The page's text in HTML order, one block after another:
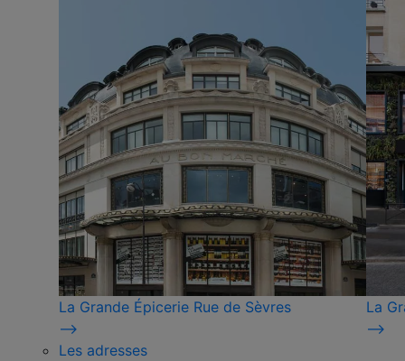
La Grande Épicerie Rue de Sèvres
⟶
La
⟶
Les adresses